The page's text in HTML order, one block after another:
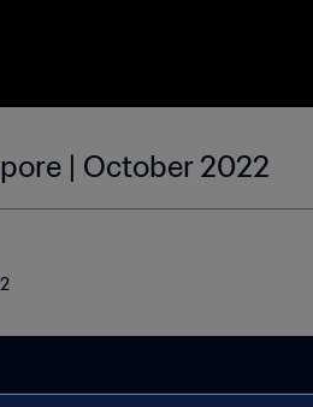
| October 2022